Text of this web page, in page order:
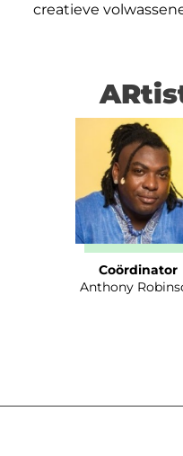
creatieve
Coördinator
Anthony